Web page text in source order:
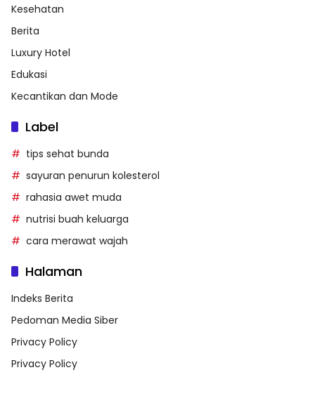
Kesehatan
Berita
Luxury Hotel
Edukasi
Kecantikan dan Mode
Label
tips sehat bunda
sayuran penurun kolesterol
rahasia awet muda
nutrisi buah keluarga
cara merawat wajah
Halaman
Indeks Berita
Pedoman Media Siber
Privacy Policy
Privacy Policy